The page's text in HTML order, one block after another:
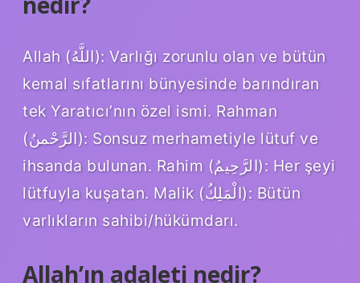
Allah (اللَّهُ): Varlığı zorunlu olan ve bütün
kemal sıfatlarını bünyesinde barındıran
tek Yaratıcı’nın özel ismi. Rahman
(الرَّحْمنُ): Sonsuz merhametiyle lütuf ve
ihsanda bulunan. Rahim (الرَّحِيمُ): Her şeyi
lütfuyla kuşatan. Malik (الْمَلِكُ): Bütün
varlıkların sahibi/hükümdarı.
Allah’ın adaleti nedir?